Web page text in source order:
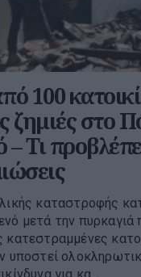
100
ζημιές στο
– Τι
καταστροφής
μετά την
κατεστραμμένες
υποστεί